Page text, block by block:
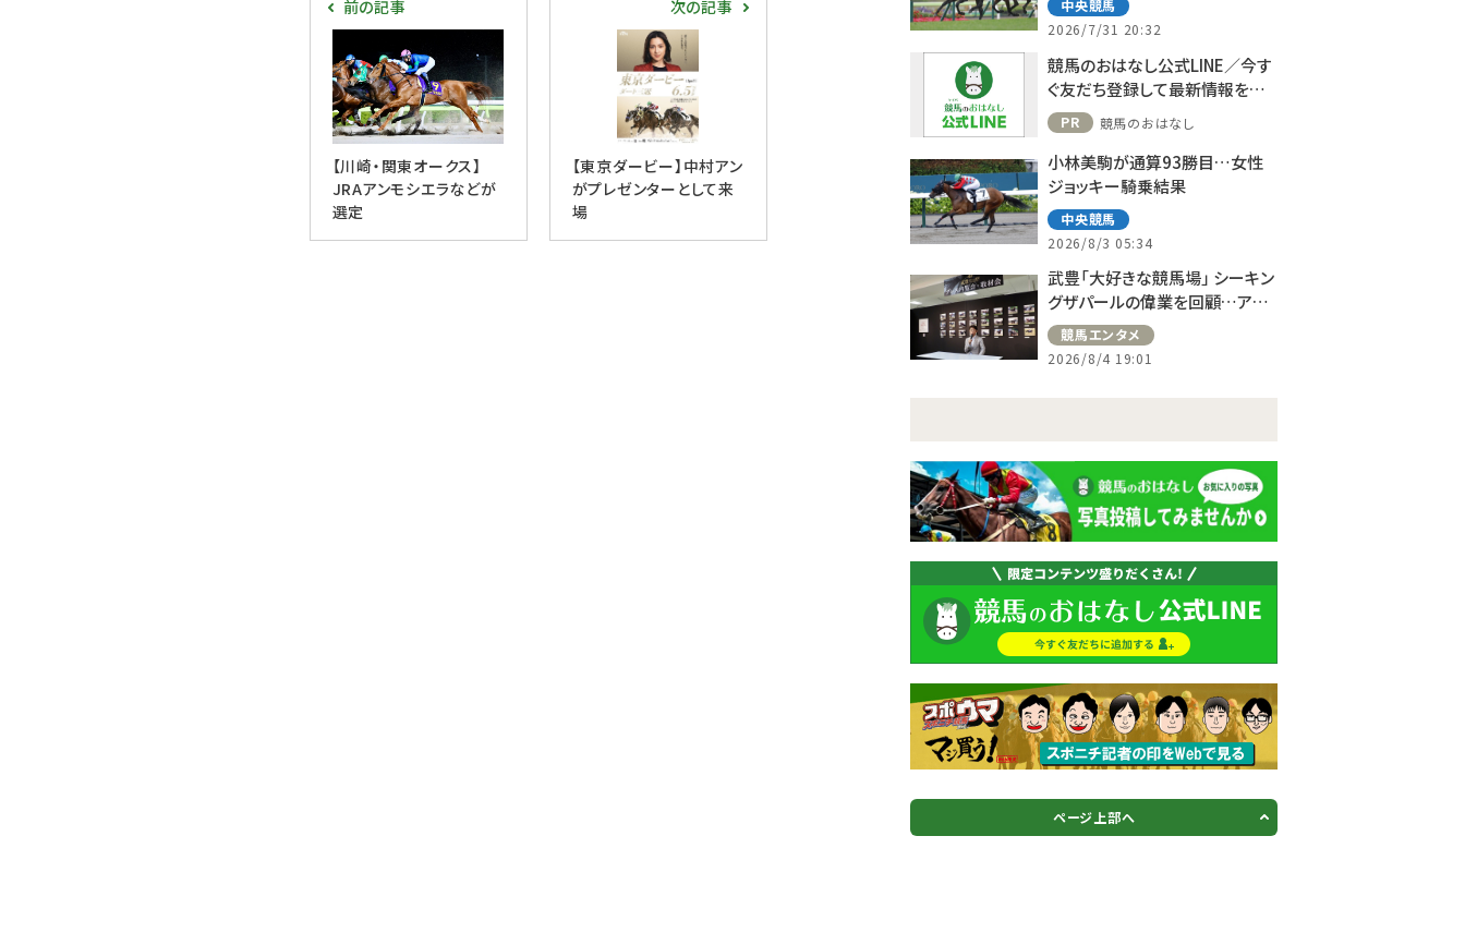
前の記事
【川崎・関東オークス】
JRAアンモシエラなどが
選定
次の記事
【東京ダービー】中村アン
がプレゼンターとして来
場
中央競馬
2026/7/31 20:32
競馬のおはなし公式LINE／今す
ぐ友だち登録して最新情報をゲ
ット！
PR 競馬のおはなし
小林美駒が通算93勝目…女性
ジョッキー騎乗結果
中央競馬
2026/8/3 05:34
武豊「大好きな競馬場」 シーキン
グザパールの偉業を回顧…アス
コット、ドーヴィルへの思い語る
競馬エンタメ
2026/8/4 19:01
ページ上部へ